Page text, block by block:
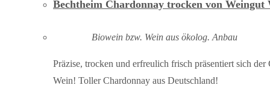
Bechtheim Chardonnay trocken von Weingut
Biowein bzw. Wein aus ökolog. Anbau
Präzise, trocken und erfreulich frisch präsentiert sich
Wein! Toller Chardonnay aus Deutschland!